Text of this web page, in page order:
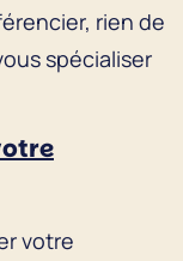
rien de
spécialiser
votre